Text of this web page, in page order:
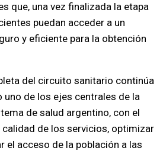
que, una vez finalizada la etapa
puedan acceder a un
y eficiente para la obtención
del circuito sanitario continúa
de los ejes centrales de la
de salud argentino, con el
de los servicios, optimizar
el acceso de la población a las